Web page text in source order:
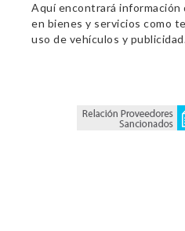
Aquí encontrará información
en bienes y servicios como
uso de vehículos y